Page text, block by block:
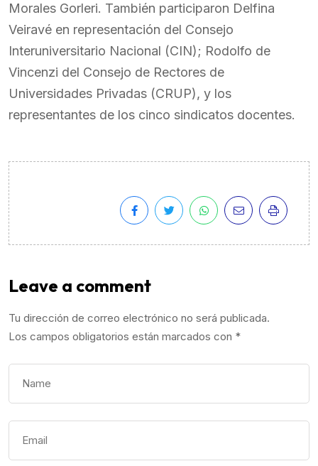
Morales Gorleri. También participaron Delfina
Veiravé en representación del Consejo
Interuniversitario Nacional (CIN); Rodolfo de
Vincenzi del Consejo de Rectores de
Universidades Privadas (CRUP), y los
representantes de los cinco sindicatos docentes.
Leave a comment
Tu dirección de correo electrónico no será publicada.
Los campos obligatorios están marcados con *